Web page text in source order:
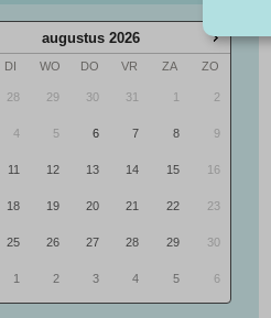
augustus 2026
DI WO DO VR ZA ZO
28 29 30 31 1 2
4 5 6 7 8 9
11 12 13 14 15 16
18 19 20 21 22 23
25 26 27 28 29 30
1 2 3 4 5 6